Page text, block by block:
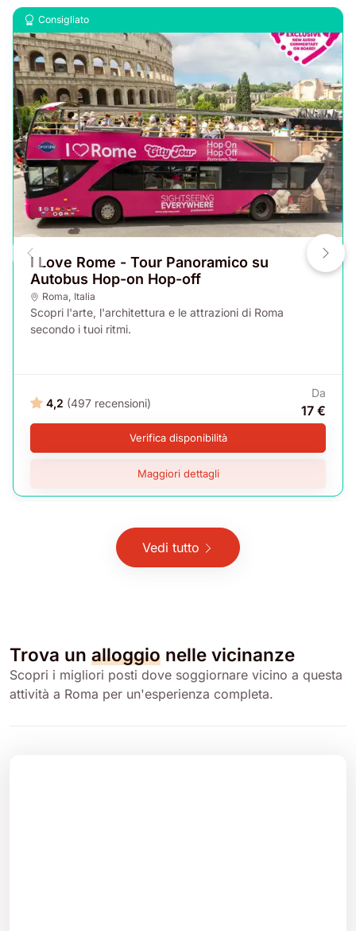
Consigliato
I Love Rome - Tour Panoramico su
Autobus Hop-on Hop-off
Roma, Italia
Scopri l'arte, l'architettura e le attrazioni di Roma
secondo i tuoi ritmi.
4,2 (497 recensioni)
Da
17 €
Verifica disponibilità
Maggiori dettagli
Vedi tutto
Trova un alloggio nelle vicinanze
Scopri i migliori posti dove soggiornare vicino a questa
attività a Roma per un'esperienza completa.